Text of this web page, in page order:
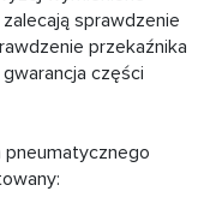
sprawdzenie
przekaźnika
części